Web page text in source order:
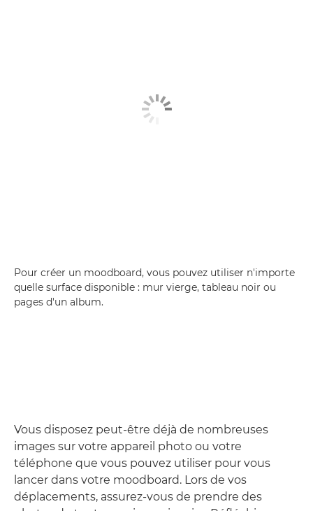
Pour créer un moodboard, vous pouvez utiliser n'importe
quelle surface disponible : mur vierge, tableau noir ou
pages d'un album.
Vous disposez peut-être déjà de nombreuses
images sur votre appareil photo ou votre
téléphone que vous pouvez utiliser pour vous
lancer dans votre moodboard. Lors de vos
déplacements, assurez-vous de prendre des